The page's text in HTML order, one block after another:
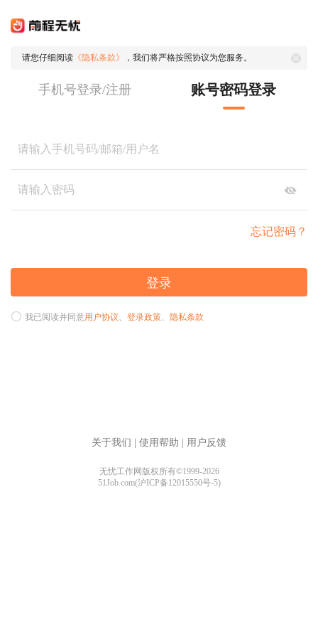
请您仔细阅读 《隐私条款》 ，我们将严格按照协议为您服务。
手机号登录/注册 账号密码登录
忘记密码？
登录
我已阅读并同意用户协议、 登录政策、 隐私条款
关于我们 使用帮助 用户反馈
无忧工作网版权所有©1999-2026
51Job.com(沪ICP备12015550号-5)